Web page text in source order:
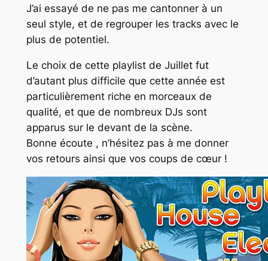
J’ai essayé de ne pas me cantonner à un
seul style, et de regrouper les tracks avec le
plus de potentiel.
Le choix de cette playlist de Juillet fut
d’autant plus difficile que cette année est
particulièrement riche en morceaux de
qualité, et que de nombreux DJs sont
apparus sur le devant de la scène.
Bonne écoute , n’hésitez pas à me donner
vos retours ainsi que vos coups de cœur !